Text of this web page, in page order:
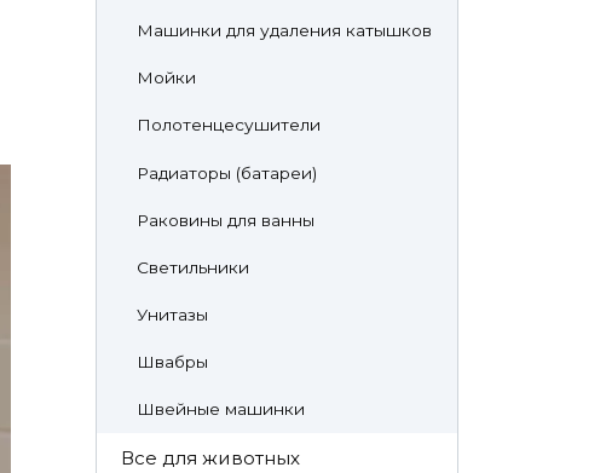
Машинки для удаления катышков
Мойки
Полотенцесушители
Радиаторы (батареи)
Раковины для ванны
Светильники
Унитазы
Швабры
Швейные машинки
Все для животных